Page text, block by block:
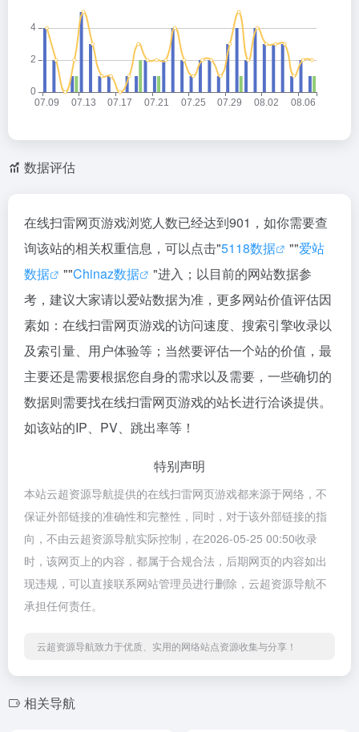
数据评估
在线扫雷网页游戏浏览人数已经达到901，如你需要查
询该站的相关权重信息，可以点击"5118数据 ""爱站
数据
""Chinaz数据
"进入；以目前的网站数据参
考，建议大家请以爱站数据为准，更多网站价值评估因
素如：在线扫雷网页游戏的访问速度、搜索引擎收录以
及索引量、用户体验等；当然要评估一个站的价值，最
主要还是需要根据您自身的需求以及需要，一些确切的
数据则需要找在线扫雷网页游戏的站长进行洽谈提供。
如该站的IP、PV、跳出率等！
特别声明
本站云超资源导航提供的在线扫雷网页游戏都来源于网络，不
保证外部链接的准确性和完整性，同时，对于该外部链接的指
向，不由云超资源导航实际控制，在2026-05-25 00:50收录
时，该网页上的内容，都属于合规合法，后期网页的内容如出
现违规，可以直接联系网站管理员进行删除，云超资源导航不
承担任何责任。
云超资源导航致力于优质、实用的网络站点资源收集与分享！
相关导航